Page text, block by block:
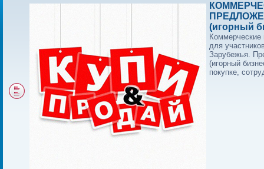
(игорный
для
Зарубежья.
(игорный
покупке,